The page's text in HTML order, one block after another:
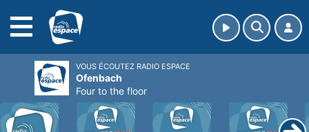
VOUS ÉCOUTEZ RADIO ESPACE
Ofenbach
Four to the floor